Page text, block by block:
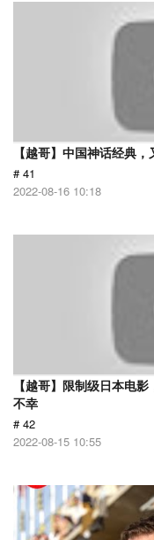
【越哥】中国神话经典
# 41
2022-08-16 10:18
【越哥】限制级日本电
不幸
# 42
2022-08-15 10:55